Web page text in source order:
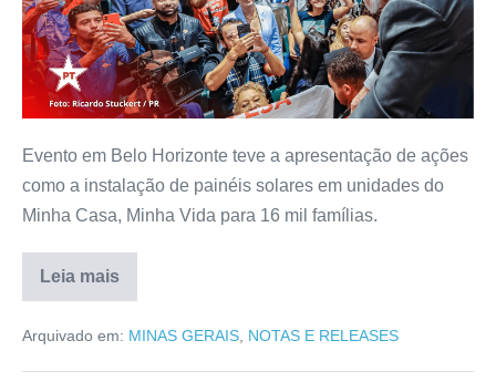
Evento em Belo Horizonte teve a apresentação de ações
como a instalação de painéis solares em unidades do
Minha Casa, Minha Vida para 16 mil famílias.
Leia mais
Arquivado em: MINAS GERAIS NOTAS E RELEASES